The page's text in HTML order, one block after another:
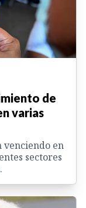
de
varias
venciendo en
sectores